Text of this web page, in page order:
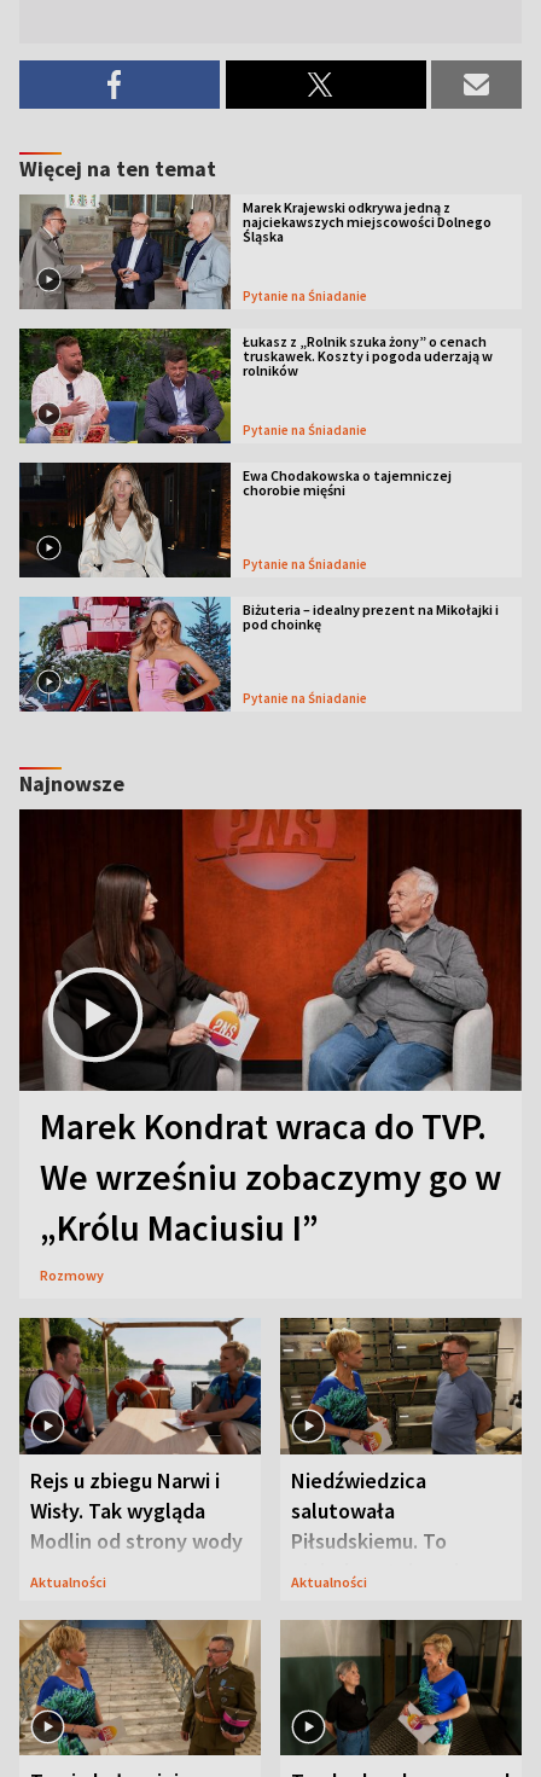
Więcej na ten temat
Marek Krajewski odkrywa jedną z
najciekawszych miejscowości Dolnego
Śląska
Pytanie na Śniadanie
Łukasz z „Rolnik szuka żony” o cenach
truskawek. Koszty i pogoda uderzają w
rolników
Pytanie na Śniadanie
Ewa Chodakowska o tajemniczej
chorobie mięśni
Pytanie na Śniadanie
Biżuteria – idealny prezent na Mikołajki i
pod choinkę
Pytanie na Śniadanie
Najnowsze
Marek Kondrat wraca do TVP.
We wrześniu zobaczymy go w
„Królu Maciusiu I”
Rozmowy
Rejs u zbiegu Narwi i
Wisły. Tak wygląda
Modlin od strony wody
Aktualności
Niedźwiedzica
salutowała
Piłsudskiemu. To
niejedyna tajemnica
Aktualności